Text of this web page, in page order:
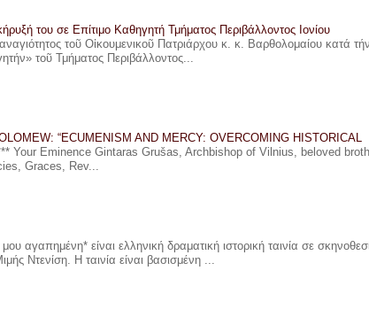
του σε Επίτιμο Καθηγητή Τμήματος Περιβάλλοντος Ιονίου
τοῦ Οἰκουμενικοῦ Πατριάρχου κ. κ. Βαρθολομαίου κατά τήν
τοῦ Τμήματος Περιβάλλοντος...
“ECUMENISM AND MERCY: OVERCOMING HISTORICAL
Your Eminence Gintaras Grušas, Archbishop of Vilnius, beloved
Graces, Rev...
αγαπημένη* είναι ελληνική δραματική ιστορική ταινία σε
Ντενίση. Η ταινία είναι βασισμένη ...